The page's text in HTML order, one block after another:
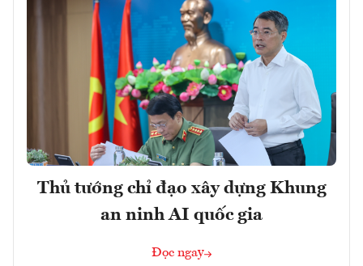
Thủ tướng chỉ đạo xây dựng Khung
an ninh AI quốc gia
Đọc ngay